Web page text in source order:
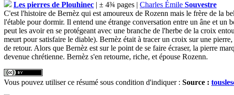
Les pierres de Plouhinec | ± 4¾ pages | Charles Émile Souvestre
C'est l'histoire de Bernèz qui est amoureux de Rozenn mais le frère de la
l'étable pour dormir. Il entend une étrange conversation entre un âne et un
peut les avoir en se protégeant avec une branche de l'herbe de la croix
meurt pour satisfaire le diable). Bernèz était à tracer un croix sur une
de retour. Alors que Bernèz est sur le point de se faire écraser, la pierre
devenue chrétienne. Bernèz s'en retourne, riche, et épouse Rozenn.
Vous pouvez utiliser ce résumé sous condition d'indiquer : Source :